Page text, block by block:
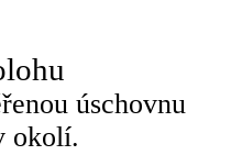
úschovnu
okolí.